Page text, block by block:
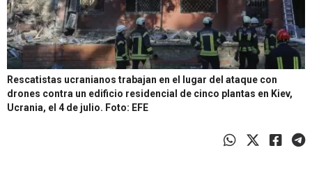
Rescatistas ucranianos trabajan en el lugar del ataque con
drones contra un edificio residencial de cinco plantas en Kiev,
Ucrania, el 4 de julio. Foto: EFE